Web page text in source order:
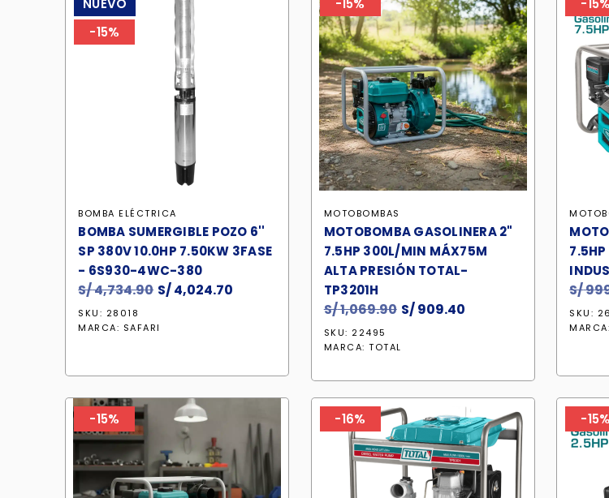
NUEVO
-15%
BOMBA ELÉCTRICA
BOMBA SUMERGIBLE POZO 6''
SP 380V 10.0HP 7.50KW 3FASE
- 6S930-4WC-380
S/4,734.90 El
original
S/4,024.70
SKU: 28018
MARCA: SAFARI
-15%
MOTOBOMBAS
MOTOBOMBA GASOLINERA 2"
7.5HP 300L/MIN MÁX75M
ALTA PRESIÓN TOTAL-
TP3201H
S/1,069.90 El
S/ 1,069.90.
S/909.40
S/ 909.40.
SKU: 22495
MARCA:TOTAL
-15%
S/
SKU:
MARCA:
-15% -16% -15%